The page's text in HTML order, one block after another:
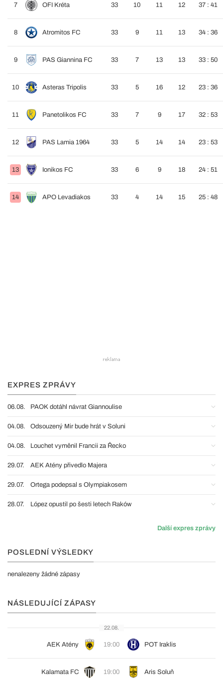
7 OFI Kréta 33 10 11 12 37 : 41
8 Atromitos FC 33 9 11 13 34 : 36
9 PAS Giannina FC 33 7 13 13 33 : 50
10 Asteras Tripolis 33 5 16 12 23 : 36
11 Panetolikos FC 33 7 9 17 32 : 53
12 PAS Lamia 1964 33 5 14 14 23 : 53
13 Ionikos FC 33 6 9 18 24 : 51
14 APO Levadiakos 33 4 14 15 25 : 48
EXPRES ZPRÁVY
06.08. PAOK dotáhl návrat Giannoulise
04.08. Odsouzený Mir bude hrát v Soluni
04.08. Louchet vyměnil Francii za Řecko
29.07. AEK Atény přivedlo Majera
29.07. Ortega podepsal s Olympiakosem
28.07. López opustil po šesti letech Raków
Další expres zprávy
POSLEDNÍ VÝSLEDKY
nenalezeny žádné zápasy
NÁSLEDUJÍCÍ ZÁPASY
22.08.
AEK Atény 19:00 POT Iraklis
Kalamata FC 19:00 Aris Soluň